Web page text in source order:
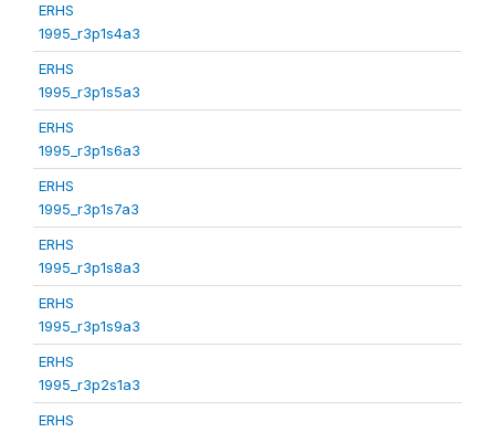
ERHS
1995_r3p1s4a3
ERHS
1995_r3p1s5a3
ERHS
1995_r3p1s6a3
ERHS
1995_r3p1s7a3
ERHS
1995_r3p1s8a3
ERHS
1995_r3p1s9a3
ERHS
1995_r3p2s1a3
ERHS